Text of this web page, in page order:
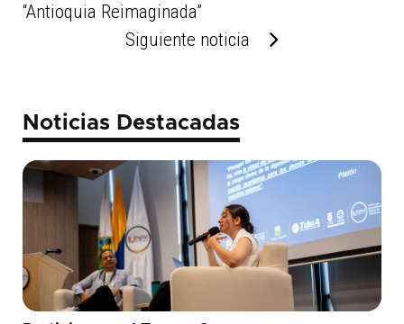
“Antioquia Reimaginada”
Siguiente noticia
Noticias Destacadas